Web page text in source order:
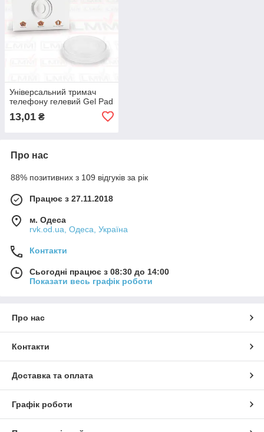
Універсальний тримач
телефону гелевий Gel Pad
13,01 ₴
Про нас
88% позитивних з 109 відгуків за рік
Працює з 27.11.2018
м. Одеса
rvk.od.ua, Одеса, Україна
Контакти
Сьогодні працює з 08:30 до 14:00
Показати весь графік роботи
Про нас
Контакти
Доставка та оплата
Графік роботи